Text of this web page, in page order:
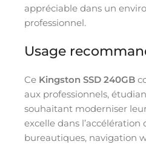
appréciable dans un
professionnel.
Usage
Ce Kingston SSD 240GB
aux professionnels,
souhaitant moderniser
excelle dans l’accélération
bureautiques, navigation